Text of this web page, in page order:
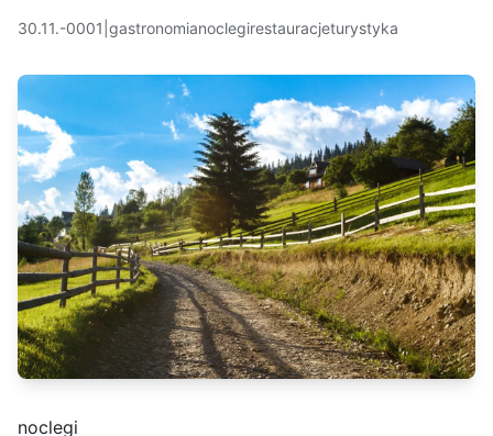
30.11.-0001 gastronomianoclegirestauracjeturystyka
noclegi